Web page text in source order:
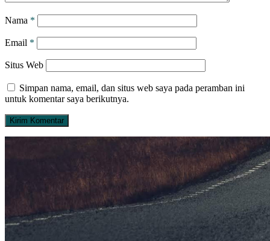
Nama *
Email *
Situs Web
Simpan nama, email, dan situs web saya pada peramban ini
untuk komentar saya berikutnya.